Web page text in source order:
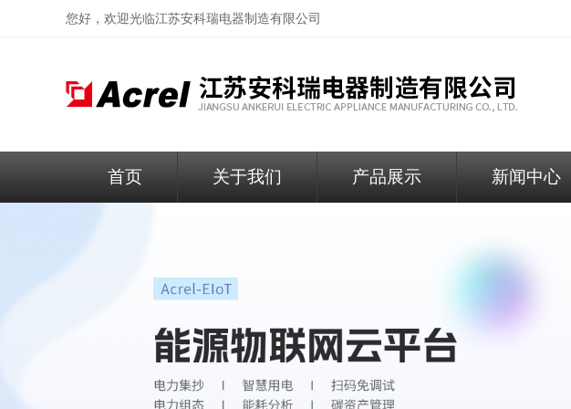
您好，欢迎光临江苏安科瑞电器制造有限公司
首页 关于我们 产品展示 新闻中心